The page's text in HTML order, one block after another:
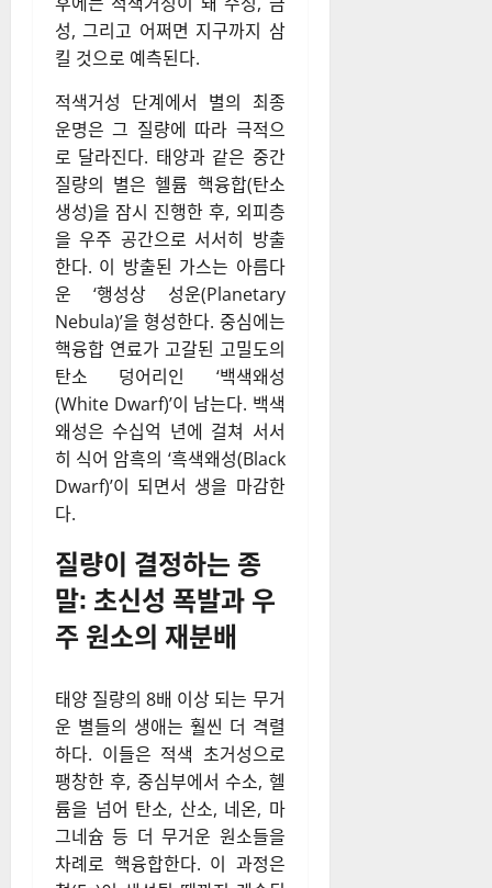
성, 그리고 어쩌면 지구까지 삼
킬 것으로 예측된다.
적색거성 단계에서 별의 최종
운명은 그 질량에 따라 극적으
로 달라진다. 태양과 같은 중간
질량의 별은 헬륨 핵융합(탄소
생성)을 잠시 진행한 후, 외피층
을 우주 공간으로 서서히 방출
한다. 이 방출된 가스는 아름다
운 ‘행성상 성운(Planetary
Nebula)’을 형성한다. 중심에는
핵융합 연료가 고갈된 고밀도의
탄소 덩어리인 ‘백색왜성
(White Dwarf)’이 남는다. 백색
왜성은 수십억 년에 걸쳐 서서
히 식어 암흑의 ‘흑색왜성(Black
Dwarf)’이 되면서 생을 마감한
다.
질량이 결정하는 종
말: 초신성 폭발과 우
주 원소의 재분배
태양 질량의 8배 이상 되는 무거
운 별들의 생애는 훨씬 더 격렬
하다. 이들은 적색 초거성으로
팽창한 후, 중심부에서 수소, 헬
륨을 넘어 탄소, 산소, 네온, 마
그네슘 등 더 무거운 원소들을
차례로 핵융합한다. 이 과정은